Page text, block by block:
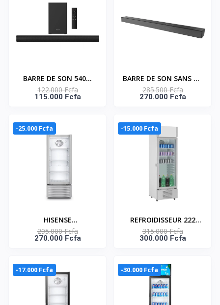
BARRE DE SON 540W
AVEC CAISSON DE
BASSES SANS FIL -
122.000 Fcfa
115.000 Fcfa
BARRE DE SON SANS FIL
510W - DOLBY ATMOS
4K HDR- U5120G
285.500 Fcfa
270.000 Fcfa
-25.000 Fcfa
HISENSE
REFROIDISSEUR 192
LITRES – FL-26FCE
295.000 Fcfa
270.000 Fcfa
-15.000 Fcfa
REFROIDISSEUR 222
LITRES – FL-30FC
315.000 Fcfa
300.000 Fcfa
-17.000 Fcfa -30.000 Fcfa